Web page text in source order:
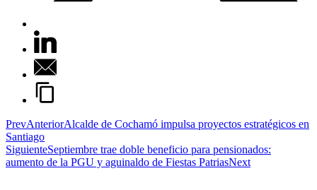
PrevAnteriorAlcalde de Cochamó impulsa proyectos estratégicos en
Santiago
SiguienteSeptiembre trae doble beneficio para pensionados:
aumento de la PGU y aguinaldo de Fiestas PatriasNext